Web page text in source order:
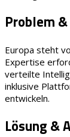
Problem
Europa steht
Expertise
verteilte
inklusive
entwickeln.
Lösung &